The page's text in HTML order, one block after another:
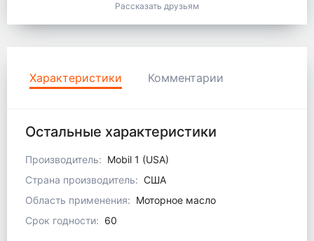
Рассказать друзьям
Характеристики Комментарии
Остальные характеристики
Производитель: Mobil 1 (USA)
Страна производитель: США
Область применения: Моторное масло
Срок годности: 60